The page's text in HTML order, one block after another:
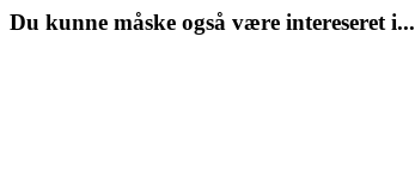
Du kunne måske også være intereseret i...